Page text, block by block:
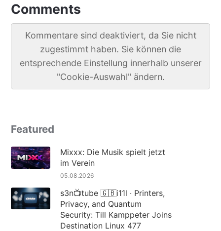
Comments
Kommentare sind deaktiviert, da Sie nicht
zugestimmt haben. Sie können die
entsprechende Einstellung innerhalb unserer
"Cookie-Auswahl" ändern.
Featured
Mixxx: Die Musik spielt jetzt
im Verein
05.08.2026
s3n📺tube 🇬🇧i11l · Printers,
Privacy, and Quantum
Security: Till Kamppeter Joins
Destination Linux 477